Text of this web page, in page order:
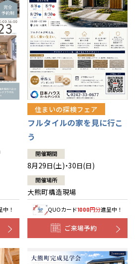
中！
住まいの探検フェア
フルタイルの家を見に行こ
う
開催期間
8月29日(土)・30日(日)
開催場所
大熊町構造現場
QUOカード1000円分進呈中！
ご来場予約